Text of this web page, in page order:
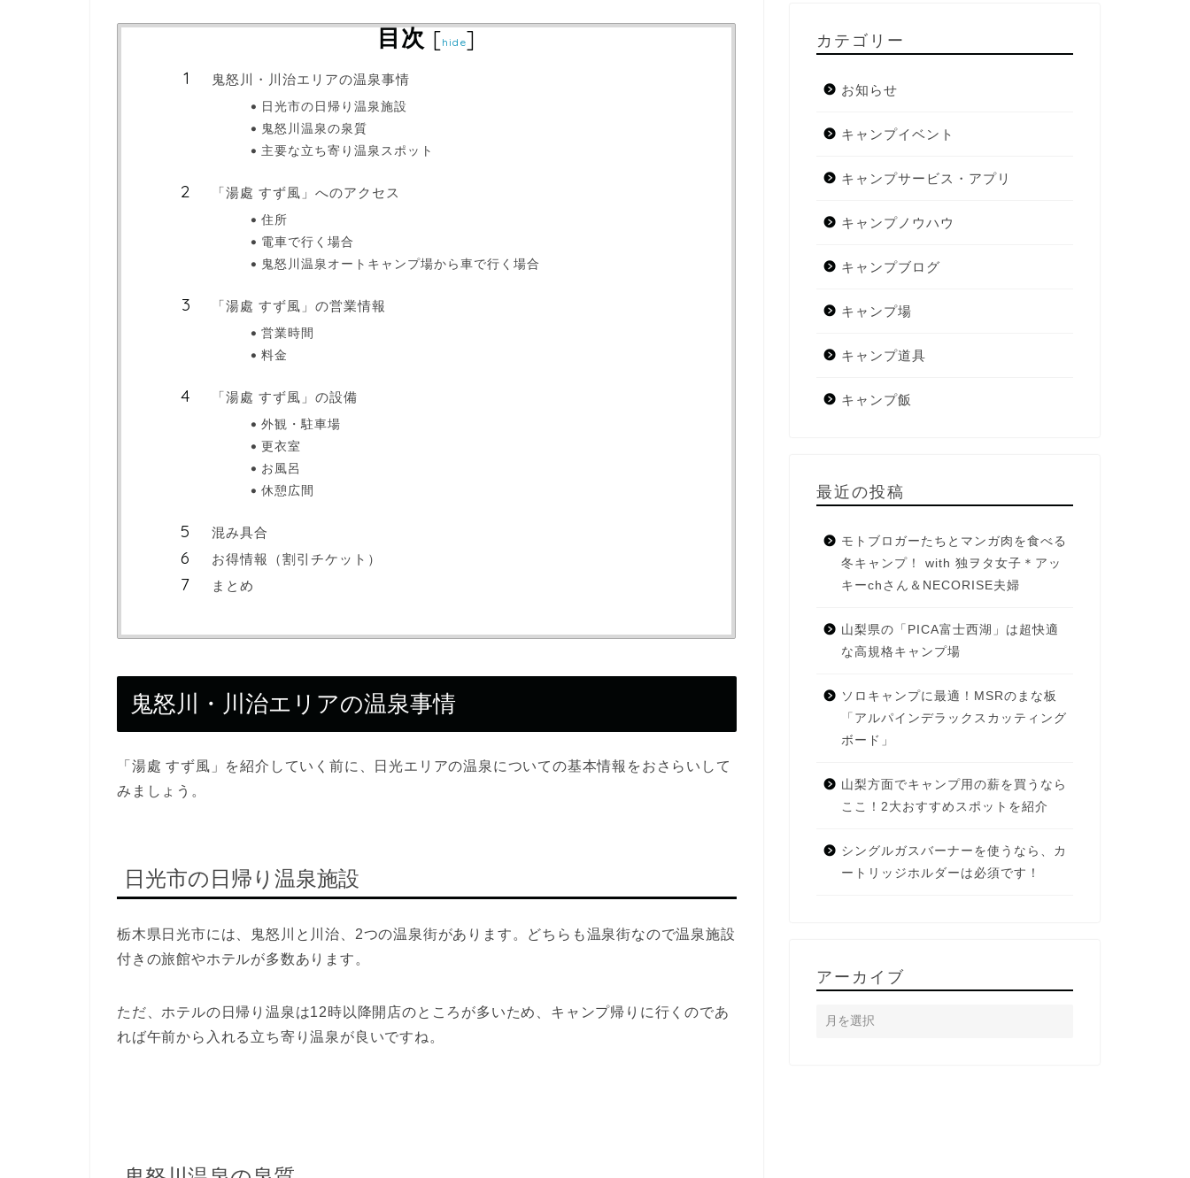
目次 [hide]
鬼怒川・川治エリアの温泉事情
日光市の日帰り温泉施設
鬼怒川温泉の泉質
主要な立ち寄り温泉スポット
「湯處 すず風」へのアクセス
住所
電車で行く場合
鬼怒川温泉オートキャンプ場から車で行く場合
「湯處 すず風」の営業情報
営業時間
料金
「湯處 すず風」の設備
外観・駐車場
更衣室
お風呂
休憩広間
混み具合
お得情報（割引チケット）
まとめ
鬼怒川・川治エリアの温泉事情
「湯處 すず風」を紹介していく前に、日光エリアの温泉についての基本情報をおさらいして
みましょう。
日光市の日帰り温泉施設
栃木県日光市には、鬼怒川と川治、2つの温泉街があります。どちらも温泉街なので温泉施設
付きの旅館やホテルが多数あります。
ただ、ホテルの日帰り温泉は12時以降開店のところが多いため、キャンプ帰りに行くのであ
れば午前から入れる立ち寄り温泉が良いですね。
カテゴリー
お知らせ
キャンプイベント
キャンプサービス・アプリ
キャンプノウハウ
キャンプブログ
キャンプ場
キャンプ道具
キャンプ飯
最近の投稿
モトブロガーたちとマンガ肉を食べる
冬キャンプ！ with 独ヲタ女子＊アッ
キーchさん＆NECORISE夫婦
山梨県の「PICA富士西湖」は超快適
な高規格キャンプ場
ソロキャンプに最適！MSRのまな板
「アルパインデラックスカッティング
ボード」
山梨方面でキャンプ用の薪を買うなら
ここ！2大おすすめスポットを紹介
シングルガスバーナーを使うなら、カ
ートリッジホルダーは必須です！
アーカイブ